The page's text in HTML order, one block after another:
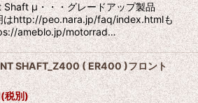
Shaft μ・・・グレードアップ製品
はhttp://peo.nara.jp/faq/index.htmlも
ameblo.jp/motorrad…
SHAFT_Z400 ( ER400 )フロント
(税別)